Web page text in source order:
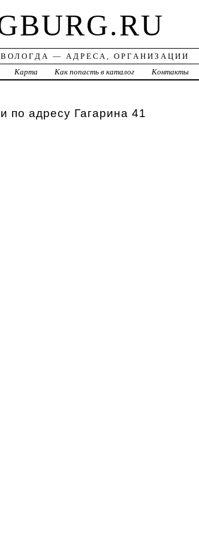
— АДРЕСА, ОРГАНИЗАЦИИ
Карта Как попасть в каталог Контакты
по адресу Гагарина 41